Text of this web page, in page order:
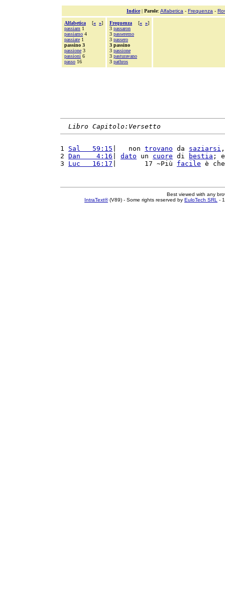
Indice| Parole: Alfabetica - Frequenza -
Alfabetica [« »]
passiam 1
passiamo 4
passiate 1
passino 3
passione 3
passioni 6
passo 16
Frequenza [« »]
3 passaron
3 passeremo
3 passero
3 passino
3 passione
3 pasturavano
3 pathros
Libro Capitolo:Versetto
1 Sal   59:15 |   non trovano da saziarsi
2 Dan    4:16 dato un cuore di bestia ;
3 Luc   16:17 |       17 ~Più facile è
Best viewed with any
IntraText®(V89) - Some rights reserved by EuloTech SRL -